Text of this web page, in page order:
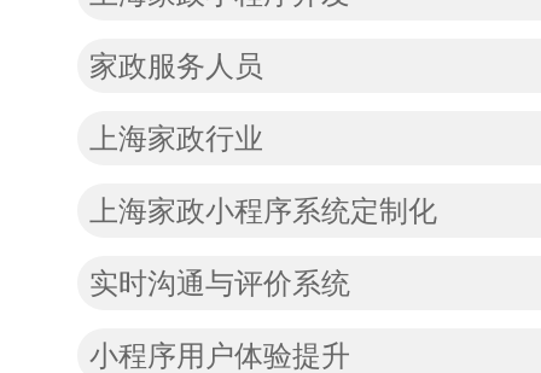
家政服务人员
上海家政行业
上海家政小程序系统定制化
实时沟通与评价系统
小程序用户体验提升